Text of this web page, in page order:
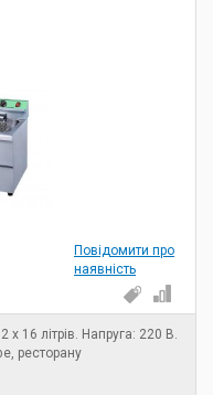
Повідомити про
наявність
16 літрів. Напруга: 220 В.
ресторану